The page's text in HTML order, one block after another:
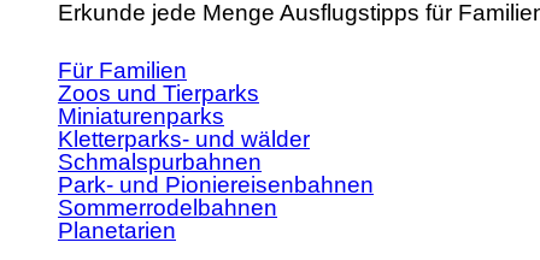
Erkunde jede Menge Ausflugstipps für
Für Familien
Zoos und Tierparks
Miniaturenparks
Kletterparks- und wälder
Schmalspurbahnen
Park- und Pioniereisenbahnen
Sommerrodelbahnen
Planetarien